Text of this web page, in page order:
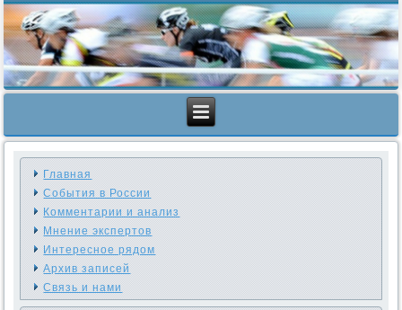
Главная
События в России
Комментарии и анализ
Мнение экспертов
Интересное рядом
Архив записей
Связь и нами